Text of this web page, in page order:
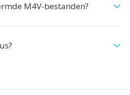
M4V-bestanden?